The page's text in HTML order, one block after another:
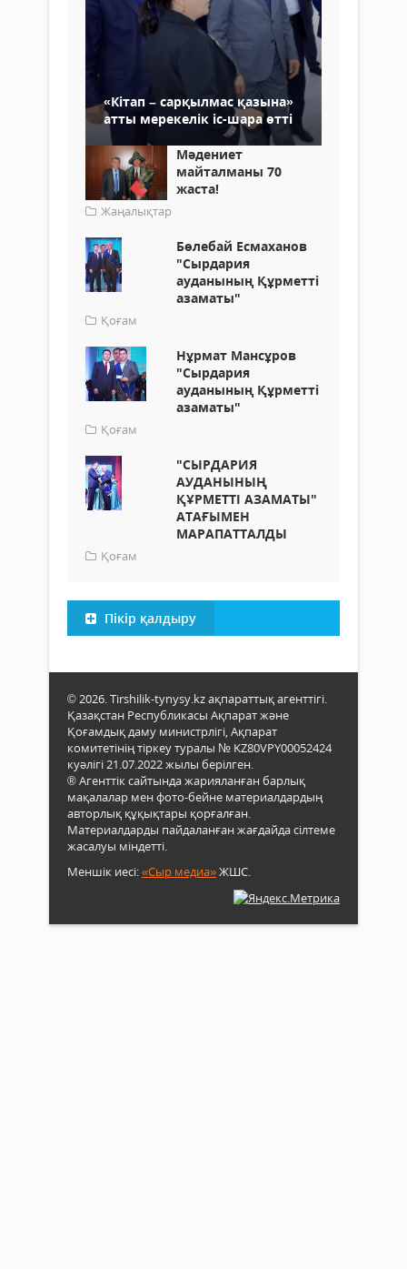
«Кітап – сарқылмас қазына»
атты мерекелік іс-шара өтті
Мәдениет
майталманы 70
жаста!
Жаңалықтар
Бөлебай Есмаханов
"Сырдария
ауданының Құрметті
азаматы"
Қоғам
Нұрмат Мансұров
"Сырдария
ауданының Құрметті
азаматы"
Қоғам
"СЫРДАРИЯ
АУДАНЫНЫҢ
ҚҰРМЕТТІ АЗАМАТЫ"
АТАҒЫМЕН
МАРАПАТТАЛДЫ
Қоғам
Пікір қалдыру
© 2026. Tirshilik-tynysy.kz ақпараттық агенттігі.
Қазақстан Республикасы Ақпарат және
Қоғамдық даму министрлігі, Ақпарат
комитетінің тіркеу туралы № KZ80VPY00052424
куәлігі 21.07.2022 жылы берілген.
® Агенттік сайтында жарияланған барлық
мақалалар мен фото-бейне материалдардың
авторлық құқықтары қорғалған.
Материалдарды пайдаланған жағдайда сілтеме
жасалуы міндетті.
Меншік иесі:«Сыр медиа»ЖШС.